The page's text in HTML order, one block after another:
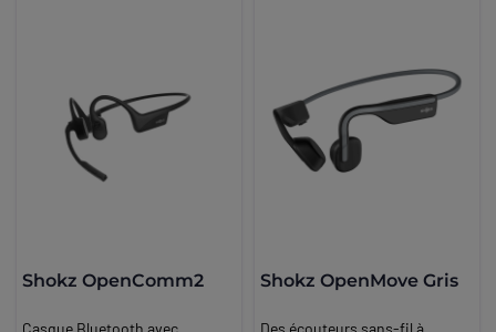
Shokz OpenComm2
Casque Bluetooth avec
Shokz OpenMove Gris
Des écouteurs sans-fil à